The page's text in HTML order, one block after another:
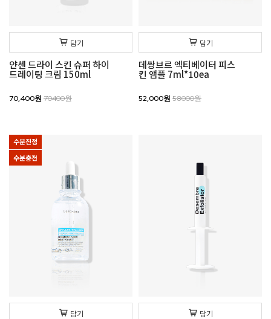
담기
얀센 드라이 스킨 슈퍼 하이
드레이팅 크림 150ml
70,400원 70400원
담기
데쌍브르 엑티베이터 피스
킨 앰플 7ml*10ea
52,000원 58000원
수분진정
수분충전
담기 담기